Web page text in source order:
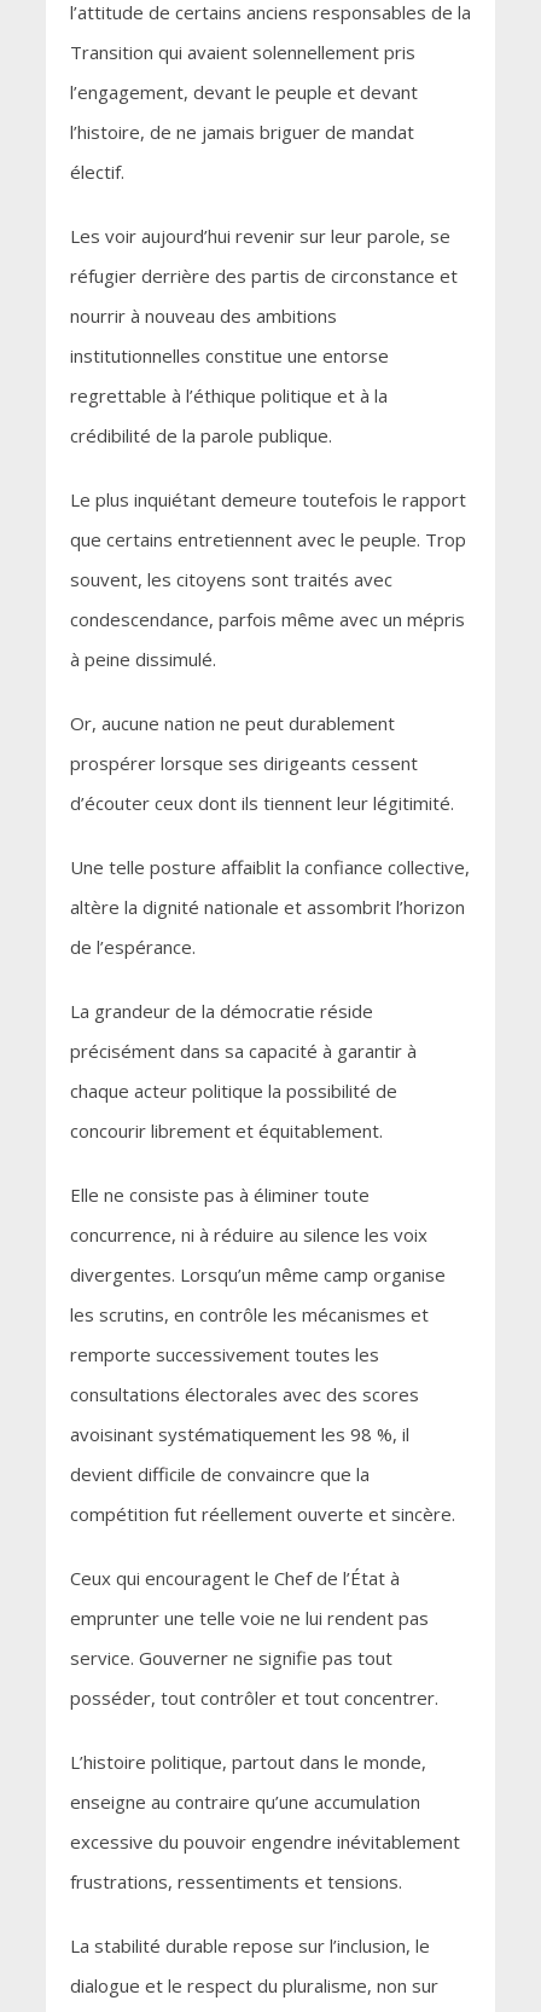
l’attitude de certains anciens responsables de la
Transition qui avaient solennellement pris
l’engagement, devant le peuple et devant
l’histoire, de ne jamais briguer de mandat
électif.
Les voir aujourd’hui revenir sur leur parole, se
réfugier derrière des partis de circonstance et
nourrir à nouveau des ambitions
institutionnelles constitue une entorse
regrettable à l’éthique politique et à la
crédibilité de la parole publique.
Le plus inquiétant demeure toutefois le rapport
que certains entretiennent avec le peuple. Trop
souvent, les citoyens sont traités avec
condescendance, parfois même avec un mépris
à peine dissimulé.
Or, aucune nation ne peut durablement
prospérer lorsque ses dirigeants cessent
d’écouter ceux dont ils tiennent leur légitimité.
Une telle posture affaiblit la confiance collective,
altère la dignité nationale et assombrit l’horizon
de l’espérance.
La grandeur de la démocratie réside
précisément dans sa capacité à garantir à
chaque acteur politique la possibilité de
concourir librement et équitablement.
Elle ne consiste pas à éliminer toute
concurrence, ni à réduire au silence les voix
divergentes. Lorsqu’un même camp organise
les scrutins, en contrôle les mécanismes et
remporte successivement toutes les
consultations électorales avec des scores
avoisinant systématiquement les 98 %, il
devient difficile de convaincre que la
compétition fut réellement ouverte et sincère.
Ceux qui encouragent le Chef de l’État à
emprunter une telle voie ne lui rendent pas
service. Gouverner ne signifie pas tout
posséder, tout contrôler et tout concentrer.
L’histoire politique, partout dans le monde,
enseigne au contraire qu’une accumulation
excessive du pouvoir engendre inévitablement
frustrations, ressentiments et tensions.
La stabilité durable repose sur l’inclusion, le
dialogue et le respect du pluralisme, non sur